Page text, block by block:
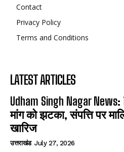
Contact
Privacy Policy
Terms and Conditions
LATEST ARTICLES
Udham Singh Nagar
मांग को झटका, संपत्ति पर
खारिज
उत्तराखंड July 27, 2026